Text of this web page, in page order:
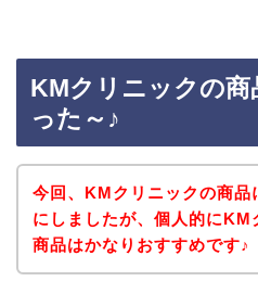
KMクリニックの
った～♪
今回、KMクリニックの商品
にしましたが、個人的にKM
商品はかなりおすすめです♪